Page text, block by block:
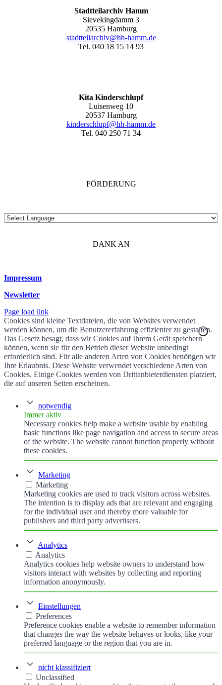
Stadtteilarchiv Hamm
Sievekingdamm 3
20535 Hamburg
stadtteilarchiv@hh-hamm.de
Tel. 040 18 15 14 93
Kita Kinderschlupf
Luisenweg 10
20537 Hamburg
kinderschlupf@hh-hamm.de
Tel. 040 250 71 34
FÖRDERUNG
DANK AN
Impressum
Newsletter
Page load link
Cookies sind kleine Textdateien, die von Websites verwendet
werden können, um die Benutzererfahrung effizienter zu gestalten.
Das Gesetz besagt, dass wir Cookies auf Ihrem Gerät speichern
können, wenn sie für den Betrieb dieser Website unbedingt
erforderlich sind. Für alle anderen Arten von Cookies benötigen wir
Ihre Erlaubnis. Diese Website verwendet verschiedene Arten von
Cookies. Einige Cookies werden von Drittanbieterdiensten platziert,
die auf unseren Seiten erscheinen.
notwendig
Immer aktiv
Necessary cookies help make a website usable by enabling
basic functions like page navigation and access to secure areas
of the website. The website cannot function properly without
these cookies.
Marketing
Marketing
Marketing cookies are used to track visitors across websites.
The intention is to display ads that are relevant and engaging
for the individual user and thereby more valuable for
publishers and third party advertisers.
Analytics
Analytics
Analytics cookies help website owners to understand how
visitors interact with websites by collecting and reporting
information anonymously.
Einstellungen
Preferences
Preference cookies enable a website to remember information
that changes the way the website behaves or looks, like your
preferred language or the region that you are in.
nicht klassifiziert
Unclassified